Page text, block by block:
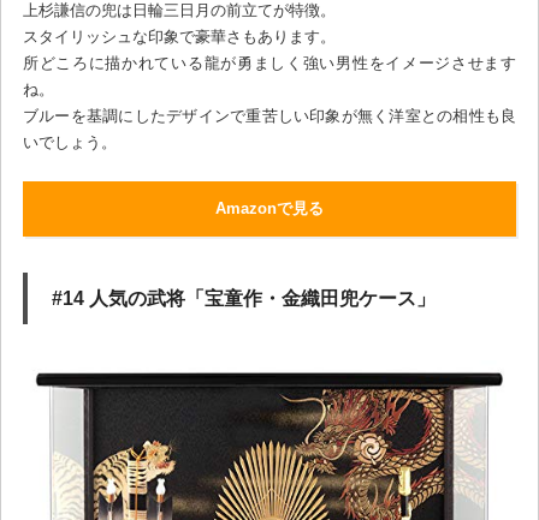
上杉謙信の兜は日輪三日月の前立てが特徴。
スタイリッシュな印象で豪華さもあります。
所どころに描かれている龍が勇ましく強い男性をイメージさせます
ね。
ブルーを基調にしたデザインで重苦しい印象が無く洋室との相性も良
いでしょう。
Amazonで見る
#14 人気の武将「宝童作・金織田兜ケース」